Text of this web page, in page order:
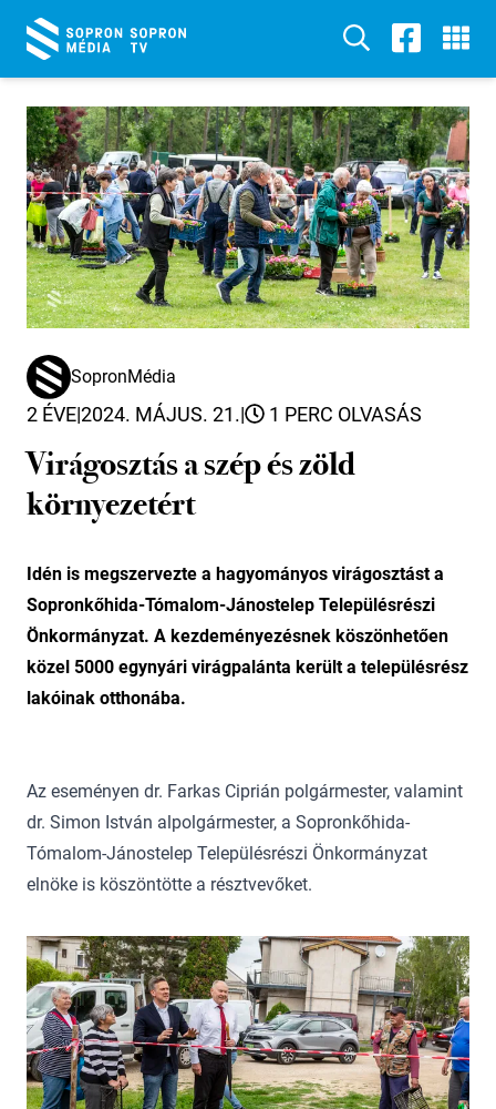
SopronMédia
2 ÉVE|2024. MÁJUS. 21.| 1 PERC OLVASÁS
Virágosztás a szép és zöld
környezetért
Idén is megszervezte a hagyományos virágosztást a
Sopronkőhida-Tómalom-Jánostelep Településrészi
Önkormányzat. A kezdeményezésnek köszönhetően
közel 5000 egynyári virágpalánta került a településrész
lakóinak otthonába.
Az eseményen dr. Farkas Ciprián polgármester, valamint
dr. Simon István alpolgármester, a Sopronkőhida-
Tómalom-Jánostelep Településrészi Önkormányzat
elnöke is köszöntötte a résztvevőket.